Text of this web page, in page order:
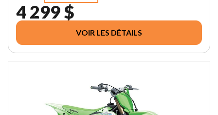
4 299 $
VOIR LES DÉTAILS